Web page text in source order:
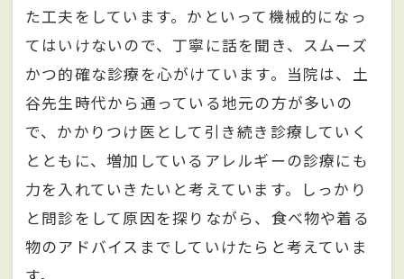
た工夫をしています。かといって機械的になっ
てはいけないので、丁寧に話を聞き、スムーズ
かつ的確な診療を心がけています。当院は、土
谷先生時代から通っている地元の方が多いの
で、かかりつけ医として引き続き診療していく
とともに、増加しているアレルギーの診療にも
力を入れていきたいと考えています。しっかり
と問診をして原因を探りながら、食べ物や着る
物のアドバイスまでしていけたらと考えていま